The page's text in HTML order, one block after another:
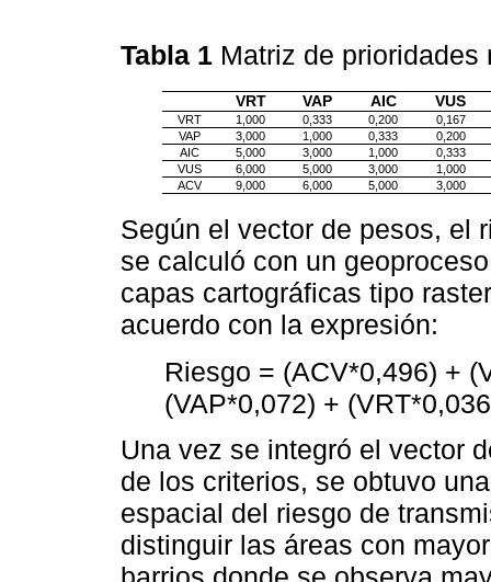
Tabla 1 Matriz de
VRT VAP AIC VUS
VRT 1,000 0,333 0,200
0,167
VAP
3,000 1,000 0,333
0,200
AIC
5,000 3,000 1,000
0,333
VUS
6,000 5,000 3,000
1,000
ACV
9,000 6,000 5,000 3,000
Según el vector de pesos, el
se calculó con un
capas cartográficas tipo
acuerdo con la expresión:
Riesgo = (ACV*0,496) +
(VAP*0,072) +
Una vez se integró el vector
de los criterios, se obtuvo
espacial del riesgo de
distinguir las áreas con